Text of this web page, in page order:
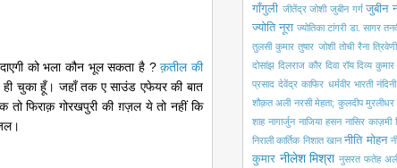
को भला कौन भूल सकता है ?क़तील की
चुका हूँ। जहाँ तक ए साउंड एफेयर की बात
फिराक़ गोरखपुरी की ग़ज़ल ये तो नहीं कि
गाँगुली जीतेंद्र जोशी जुबीन गर्ग जुबीन
ज्योति नूरा ज्योतिका टांगरी डा. सागर
तुलसी कुमार तुषार जोशी तोची रैना त्रिवेणी
दोसांझ दिलराज कौर दिवा रॉय दिव्य कुमार
प्रसाद देवेंद्र काफिर धर्मवीर भारती
शौक़त अली नरसी मेहता; कुलदीप
शाह नागार्जुन नाजिया हसन नासिर काज़मी
निराली कार्तिक निशात खान नीति मोहन
कुमार नीलेश मिश्रा नुसरत फतेह